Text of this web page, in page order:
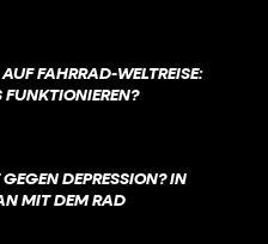
AUF FAHRRAD-WELTREISE:
GEGEN DEPRESSION? IN
MIT DEM RAD